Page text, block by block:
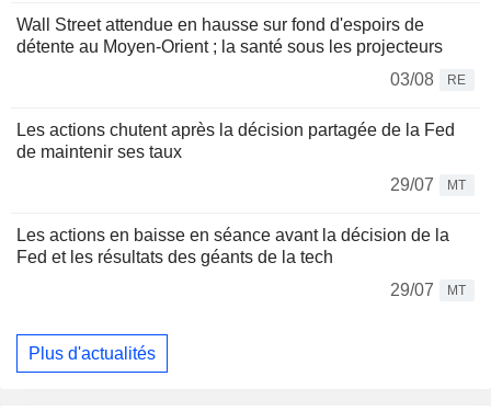
Wall Street attendue en hausse sur fond d'espoirs de
détente au Moyen-Orient ; la santé sous les projecteurs
03/08
RE
Les actions chutent après la décision partagée de la Fed
de maintenir ses taux
29/07
MT
Les actions en baisse en séance avant la décision de la
Fed et les résultats des géants de la tech
29/07
MT
Plus d'actualités